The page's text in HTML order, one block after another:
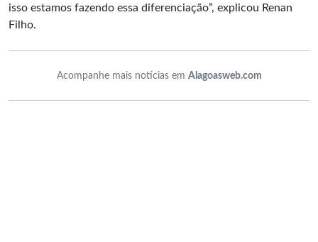
isso estamos fazendo essa diferenciação”, explicou Renan
Filho.
Acompanhe mais notícias em Alagoasweb.com